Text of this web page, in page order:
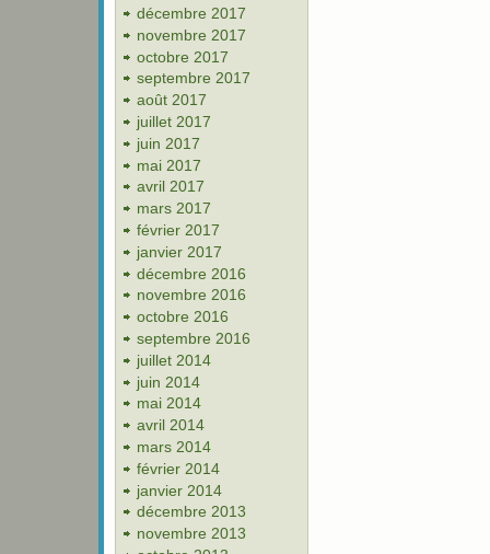
décembre 2017
novembre 2017
octobre 2017
septembre 2017
août 2017
juillet 2017
juin 2017
mai 2017
avril 2017
mars 2017
février 2017
janvier 2017
décembre 2016
novembre 2016
octobre 2016
septembre 2016
juillet 2014
juin 2014
mai 2014
avril 2014
mars 2014
février 2014
janvier 2014
décembre 2013
novembre 2013